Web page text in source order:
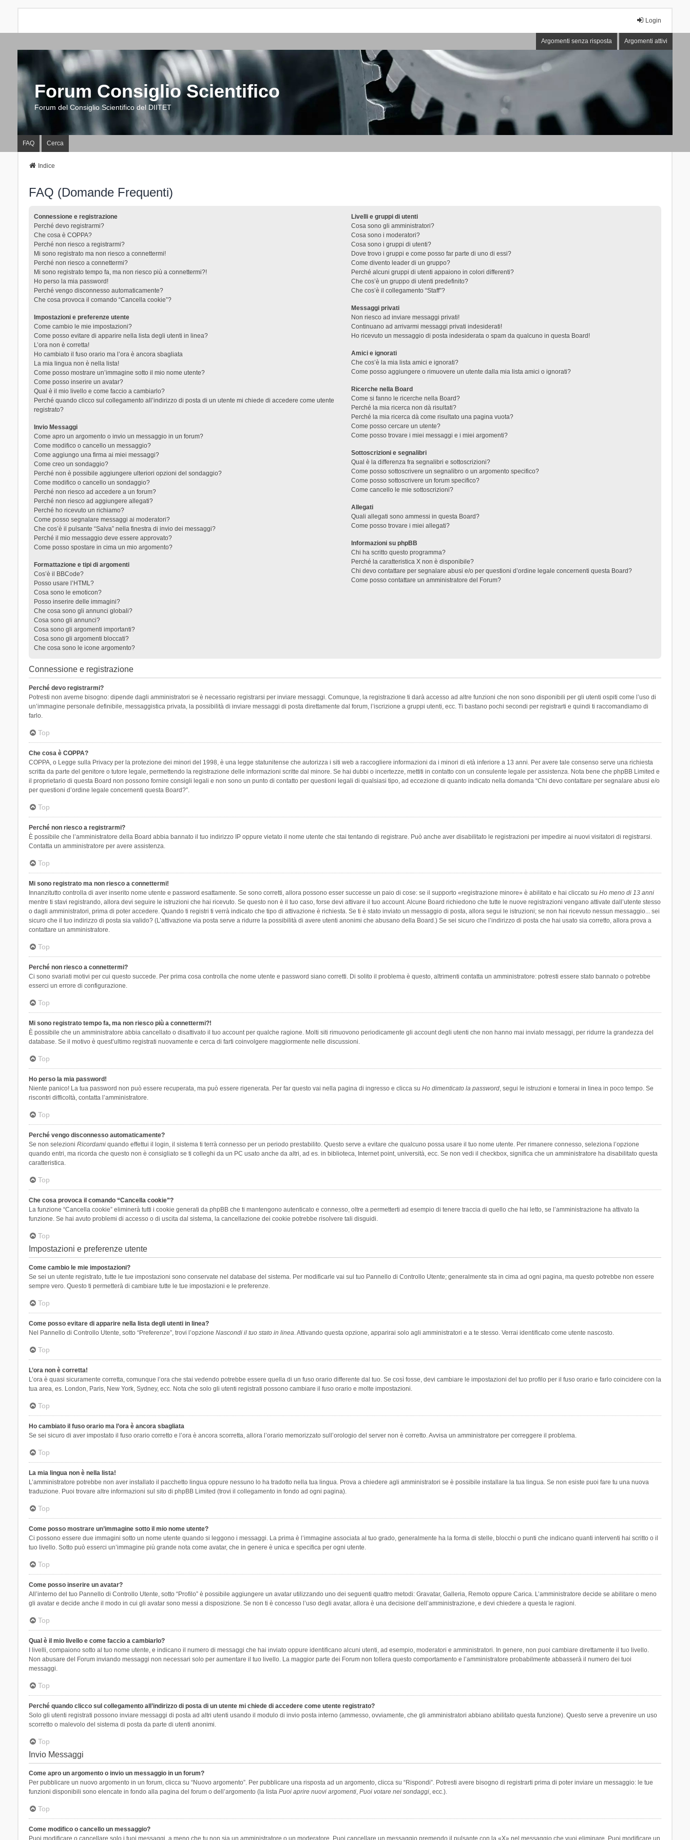
Login
Argomenti senza risposta Argomenti attivi
Forum Consiglio Scientifico
Forum del Consiglio Scientifico del DIITET
FAQ Cerca
Indice
FAQ (Domande Frequenti)
Connessione e registrazione
Perché devo registrarmi?
Che cosa è COPPA?
Perché non riesco a registrarmi?
Mi sono registrato ma non riesco a connettermi!
Perché non riesco a connettermi?
Mi sono registrato tempo fa, ma non riesco più a connettermi?!
Ho perso la mia password!
Perché vengo disconnesso automaticamente?
Che cosa provoca il comando “Cancella cookie”?
Impostazioni e preferenze utente
Come cambio le mie impostazioni?
Come posso evitare di apparire nella lista degli utenti in linea?
L’ora non è corretta!
Ho cambiato il fuso orario ma l’ora è ancora sbagliata
La mia lingua non è nella lista!
Come posso mostrare un’immagine sotto il mio nome utente?
Come posso inserire un avatar?
Qual è il mio livello e come faccio a cambiarlo?
Perché quando clicco sul collegamento all’indirizzo di posta di un utente mi chiede di accedere come utente
registrato?
Invio Messaggi
Come apro un argomento o invio un messaggio in un forum?
Come modifico o cancello un messaggio?
Come aggiungo una firma ai miei messaggi?
Come creo un sondaggio?
Perché non è possibile aggiungere ulteriori opzioni del sondaggio?
Come modifico o cancello un sondaggio?
Perché non riesco ad accedere a un forum?
Perché non riesco ad aggiungere allegati?
Perché ho ricevuto un richiamo?
Come posso segnalare messaggi ai moderatori?
Che cos’è il pulsante “Salva” nella finestra di invio dei messaggi?
Perché il mio messaggio deve essere approvato?
Come posso spostare in cima un mio argomento?
Formattazione e tipi di argomenti
Cos’è il BBCode?
Posso usare l’HTML?
Cosa sono le emoticon?
Posso inserire delle immagini?
Che cosa sono gli annunci globali?
Cosa sono gli annunci?
Cosa sono gli argomenti importanti?
Cosa sono gli argomenti bloccati?
Che cosa sono le icone argomento?
Livelli e gruppi di utenti
Cosa sono gli amministratori?
Cosa sono i moderatori?
Cosa sono i gruppi di utenti?
Dove trovo i gruppi e come posso far parte di uno di essi?
Come divento leader di un gruppo?
Perché alcuni gruppi di utenti appaiono in colori differenti?
Che cos’è un gruppo di utenti predefinito?
Che cos’è il collegamento “Staff”?
Messaggi privati
Non riesco ad inviare messaggi privati!
Continuano ad arrivarmi messaggi privati indesiderati!
Ho ricevuto un messaggio di posta indesiderata o spam da qualcuno in questa Board!
Amici e ignorati
Che cos’è la mia lista amici e ignorati?
Come posso aggiungere o rimuovere un utente dalla mia lista amici o ignorati?
Ricerche nella Board
Come si fanno le ricerche nella Board?
Perché la mia ricerca non dà risultati?
Perché la mia ricerca dà come risultato una pagina vuota?
Come posso cercare un utente?
Come posso trovare i miei messaggi e i miei argomenti?
Sottoscrizioni e segnalibri
Qual è la differenza fra segnalibri e sottoscrizioni?
Come posso sottoscrivere un segnalibro o un argomento specifico?
Come posso sottoscrivere un forum specifico?
Come cancello le mie sottoscrizioni?
Allegati
Quali allegati sono ammessi in questa Board?
Come posso trovare i miei allegati?
Informazioni su phpBB
Chi ha scritto questo programma?
Perché la caratteristica X non è disponibile?
Chi devo contattare per segnalare abusi e/o per questioni d’ordine legale concernenti questa Board?
Come posso contattare un amministratore del Forum?
Connessione e registrazione
Perché devo registrarmi?
Potresti non averne bisogno: dipende dagli amministratori se è necessario registrarsi per inviare messaggi. Comunque, la registrazione ti darà accesso ad altre funzioni che non sono disponibili per gli utenti ospiti come l’uso di
un’immagine personale definibile, messaggistica privata, la possibilità di inviare messaggi di posta direttamente dal forum, l’iscrizione a gruppi utenti, ecc. Ti bastano pochi secondi per registrarti e quindi ti raccomandiamo di
farlo.
Top
Che cosa è COPPA?
COPPA, o Legge sulla Privacy per la protezione dei minori del 1998, è una legge statunitense che autorizza i siti web a raccogliere informazioni da i minori di età inferiore a 13 anni. Per avere tale consenso serve una richiesta
scritta da parte del genitore o tutore legale, permettendo la registrazione delle informazioni scritte dal minore. Se hai dubbi o incertezze, mettiti in contatto con un consulente legale per assistenza. Nota bene che phpBB Limited e
il proprietario di questa Board non possono fornire consigli legali e non sono un punto di contatto per questioni legali di qualsiasi tipo, ad eccezione di quanto indicato nella domanda “Chi devo contattare per segnalare abusi e/o
per questioni d’ordine legale concernenti questa Board?”.
Top
Perché non riesco a registrarmi?
È possibile che l’amministratore della Board abbia bannato il tuo indirizzo IP oppure vietato il nome utente che stai tentando di registrare. Può anche aver disabilitato le registrazioni per impedire ai nuovi visitatori di registrarsi.
Contatta un amministratore per avere assistenza.
Top
Mi sono registrato ma non riesco a connettermi!
Innanzitutto controlla di aver inserito nome utente e password esattamente. Se sono corretti, allora possono esser successe un paio di cose: se il supporto «registrazione minore» è abilitato e hai cliccato su Ho meno di 13 anni
mentre ti stavi registrando, allora devi seguire le istruzioni che hai ricevuto. Se questo non è il tuo caso, forse devi attivare il tuo account. Alcune Board richiedono che tutte le nuove registrazioni vengano attivate dall’utente stesso
o dagli amministratori, prima di poter accedere. Quando ti registri ti verrà indicato che tipo di attivazione è richiesta. Se ti è stato inviato un messaggio di posta, allora segui le istruzioni; se non hai ricevuto nessun messaggio... sei
sicuro che il tuo indirizzo di posta sia valido? (L’attivazione via posta serve a ridurre la possibilità di avere utenti anonimi che abusano della Board.) Se sei sicuro che l’indirizzo di posta che hai usato sia corretto, allora prova a
contattare un amministratore.
Top
Perché non riesco a connettermi?
Ci sono svariati motivi per cui questo succede. Per prima cosa controlla che nome utente e password siano corretti. Di solito il problema è questo, altrimenti contatta un amministratore: potresti essere stato bannato o potrebbe
esserci un errore di configurazione.
Top
Mi sono registrato tempo fa, ma non riesco più a connettermi?!
È possibile che un amministratore abbia cancellato o disattivato il tuo account per qualche ragione. Molti siti rimuovono periodicamente gli account degli utenti che non hanno mai inviato messaggi, per ridurre la grandezza del
database. Se il motivo è quest’ultimo registrati nuovamente e cerca di farti coinvolgere maggiormente nelle discussioni.
Top
Ho perso la mia password!
Niente panico! La tua password non può essere recuperata, ma può essere rigenerata. Per far questo vai nella pagina di ingresso e clicca su Ho dimenticato la password, segui le istruzioni e tornerai in linea in poco tempo. Se
riscontri difficoltà, contatta l’amministratore.
Top
Perché vengo disconnesso automaticamente?
Se non selezioni Ricordamiquando effettui il login, il sistema ti terrà connesso per un periodo prestabilito. Questo serve a evitare che qualcuno possa usare il tuo nome utente. Per rimanere connesso, seleziona l’opzione
quando entri, ma ricorda che questo non è consigliato se ti colleghi da un PC usato anche da altri, ad es. in biblioteca, Internet point, università, ecc. Se non vedi il checkbox, significa che un amministratore ha disabilitato questa
caratteristica.
Top
Che cosa provoca il comando “Cancella cookie”?
La funzione “Cancella cookie” eliminerà tutti i cookie generati da phpBB che ti mantengono autenticato e connesso, oltre a permetterti ad esempio di tenere traccia di quello che hai letto, se l’amministrazione ha attivato la
funzione. Se hai avuto problemi di accesso o di uscita dal sistema, la cancellazione dei cookie potrebbe risolvere tali disguidi.
Top
Impostazioni e preferenze utente
Come cambio le mie impostazioni?
Se sei un utente registrato, tutte le tue impostazioni sono conservate nel database del sistema. Per modificarle vai sul tuo Pannello di Controllo Utente; generalmente sta in cima ad ogni pagina, ma questo potrebbe non essere
sempre vero. Questo ti permetterà di cambiare tutte le tue impostazioni e le preferenze.
Top
Come posso evitare di apparire nella lista degli utenti in linea?
Nel Pannello di Controllo Utente, sotto “Preferenze”, trovi l’opzione Nascondi il tuo stato in linea. Attivando questa opzione, apparirai solo agli amministratori e a te stesso. Verrai identificato come utente nascosto.
Top
L’ora non è corretta!
L’ora è quasi sicuramente corretta, comunque l’ora che stai vedendo potrebbe essere quella di un fuso orario differente dal tuo. Se così fosse, devi cambiare le impostazioni del tuo profilo per il fuso orario e farlo coincidere con la
tua area, es. London, Paris, New York, Sydney, ecc. Nota che solo gli utenti registrati possono cambiare il fuso orario e molte impostazioni.
Top
Ho cambiato il fuso orario ma l’ora è ancora sbagliata
Se sei sicuro di aver impostato il fuso orario corretto e l’ora è ancora scorretta, allora l’orario memorizzato sull’orologio del server non è corretto. Avvisa un amministratore per correggere il problema.
Top
La mia lingua non è nella lista!
L’amministratore potrebbe non aver installato il pacchetto lingua oppure nessuno lo ha tradotto nella tua lingua. Prova a chiedere agli amministratori se è possibile installare la tua lingua. Se non esiste puoi fare tu una nuova
traduzione. Puoi trovare altre informazioni sul sito di phpBB Limited (trovi il collegamento in fondo ad ogni pagina).
Top
Come posso mostrare un’immagine sotto il mio nome utente?
Ci possono essere due immagini sotto un nome utente quando si leggono i messaggi. La prima è l’immagine associata al tuo grado, generalmente ha la forma di stelle, blocchi o punti che indicano quanti interventi hai scritto o il
tuo livello. Sotto può esserci un’immagine più grande nota come avatar, che in genere è unica e specifica per ogni utente.
Top
Come posso inserire un avatar?
All’interno del tuo Pannello di Controllo Utente, sotto “Profilo” è possibile aggiungere un avatar utilizzando uno dei seguenti quattro metodi: Gravatar, Galleria, Remoto oppure Carica. L’amministratore decide se abilitare o meno
gli avatar e decide anche il modo in cui gli avatar sono messi a disposizione. Se non ti è concesso l’uso degli avatar, allora è una decisione dell’amministrazione, e devi chiedere a questa le ragioni.
Top
Qual è il mio livello e come faccio a cambiarlo?
I livelli, compaiono sotto al tuo nome utente, e indicano il numero di messaggi che hai inviato oppure identificano alcuni utenti, ad esempio, moderatori e amministratori. In genere, non puoi cambiare direttamente il tuo livello.
Non abusare del Forum inviando messaggi non necessari solo per aumentare il tuo livello. La maggior parte dei Forum non tollera questo comportamento e l’amministratore probabilmente abbasserà il numero dei tuoi
messaggi.
Top
Perché quando clicco sul collegamento all’indirizzo di posta di un utente mi chiede di accedere come utente registrato?
Solo gli utenti registrati possono inviare messaggi di posta ad altri utenti usando il modulo di invio posta interno (ammesso, ovviamente, che gli amministratori abbiano abilitato questa funzione). Questo serve a prevenire un uso
scorretto o malevolo del sistema di posta da parte di utenti anonimi.
Top
Invio Messaggi
Come apro un argomento o invio un messaggio in un forum?
Per pubblicare un nuovo argomento in un forum, clicca su “Nuovo argomento”. Per pubblicare una risposta ad un argomento, clicca su “Rispondi”. Potresti avere bisogno di registrarti prima di poter inviare un messaggio: le tue
funzioni disponibili sono elencate in fondo alla pagina del forum o dell’argomento (la lista Puoi aprire nuovi argomenti, Puoi votare nei sondaggi, ecc.).
Top
Come modifico o cancello un messaggio?
Puoi modificare o cancellare solo i tuoi messaggi, a meno che tu non sia un amministratore o un moderatore. Puoi cancellare un messaggio premendo il pulsante con la «X» nel messaggio che vuoi eliminare. Puoi modificare un